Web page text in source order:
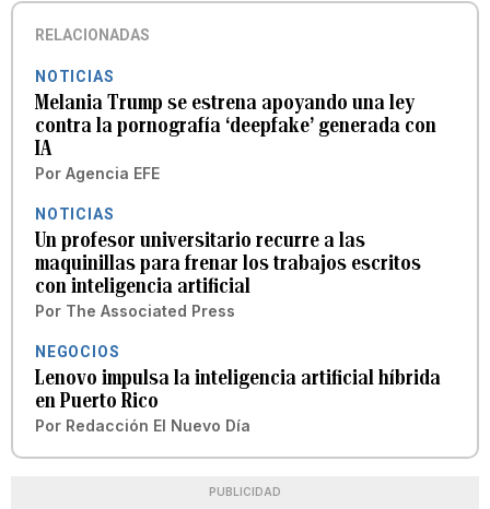
RELACIONADAS
NOTICIAS
Melania Trump se estrena apoyando una ley
contra la pornografía ‘deepfake’ generada con
IA
Por Agencia EFE
NOTICIAS
Un profesor universitario recurre a las
maquinillas para frenar los trabajos escritos
con inteligencia artificial
Por The Associated Press
NEGOCIOS
Lenovo impulsa la inteligencia artificial híbrida
en Puerto Rico
Por Redacción El Nuevo Día
PUBLICIDAD